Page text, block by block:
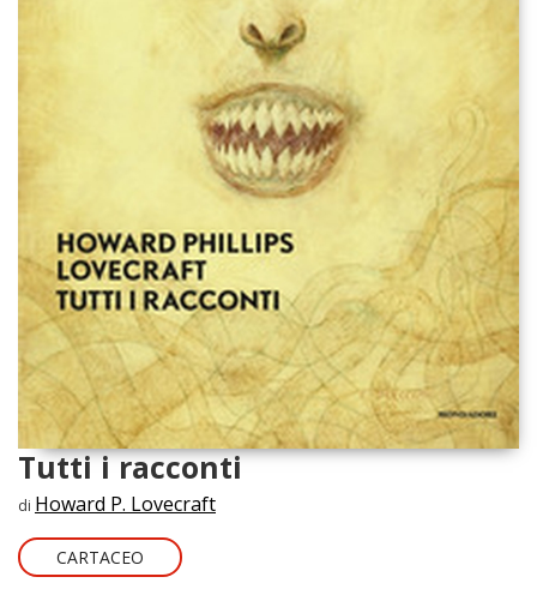
Tutti i racconti
di Howard P. Lovecraft
CARTACEO